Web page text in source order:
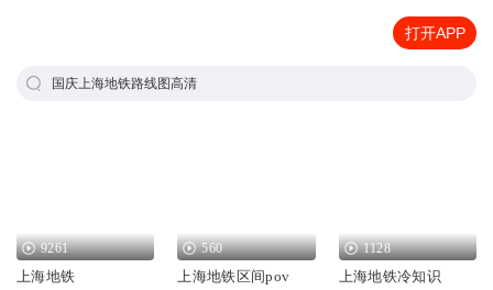
打开APP
国庆上海地铁路线图高清
9261
上海地铁
560
上海地铁区间pov
1128
上海地铁冷知识